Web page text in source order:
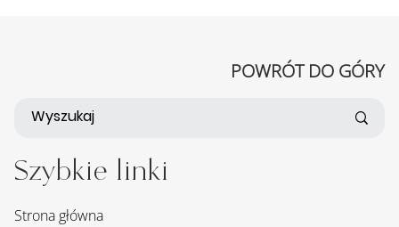
Szybkie linki
Strona główna
POWRÓT DO GÓRY